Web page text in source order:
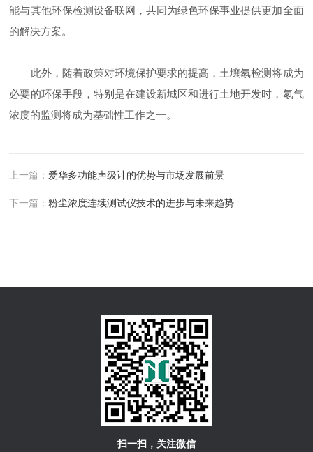
能与其他环保检测设备联网，共同为绿色环保事业提供更加全面
的解决方案。
此外，随着政策对环境保护要求的提高，土壤氡检测将成为
必要的环保手段，特别是在建设新城区和进行土地开发时，氡气
浓度的监测将成为基础性工作之一。
上一篇： 爱华多功能声级计的优势与市场发展前景
下一篇：粉尘浓度连续测试仪技术的进步与未来趋势
扫一扫，关注微信